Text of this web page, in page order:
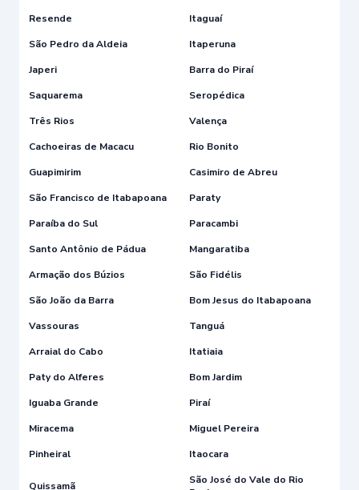
Resende
Itaguaí
São Pedro da Aldeia
Itaperuna
Japeri
Barra do Piraí
Saquarema
Seropédica
Três Rios
Valença
Cachoeiras de Macacu
Rio Bonito
Guapimirim
Casimiro de Abreu
São Francisco de Itabapoana
Paraty
Paraíba do Sul
Paracambi
Santo Antônio de Pádua
Mangaratiba
Armação dos Búzios
São Fidélis
São João da Barra
Bom Jesus do Itabapoana
Vassouras
Tanguá
Arraial do Cabo
Itatiaia
Paty do Alferes
Bom Jardim
Iguaba Grande
Piraí
Miracema
Miguel Pereira
Pinheiral
Itaocara
Quissamã
São José do Vale do Rio